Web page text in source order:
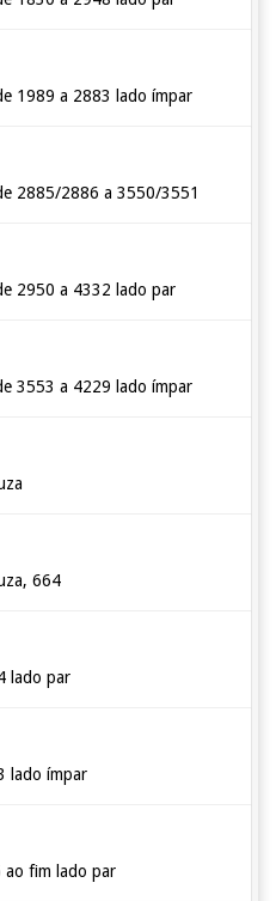
1989 a 2883 lado ímpar
2885/2886 a 3550/3551
2950 a 4332 lado par
3553 a 4229 lado ímpar
664
lado par
lado ímpar
ao fim lado par